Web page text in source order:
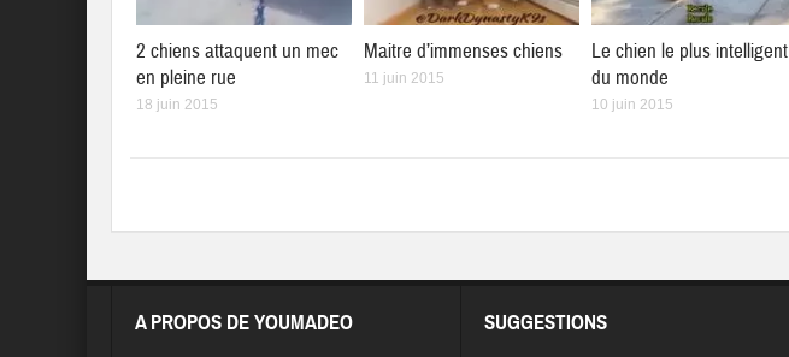
2 chiens attaquent un mec
en pleine rue
18 juin 2015
Maitre d’immenses chiens
11 juin 2015
Le chien le plus intelligent
du monde
10 juin 2015
A PROPOS DE YOUMADEO SUGGESTIONS